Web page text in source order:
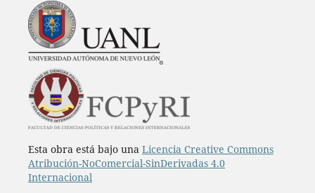
Esta obra está bajo una Licencia Creative Commons
Atribución-NoComercial-SinDerivadas 4.0
Internacional